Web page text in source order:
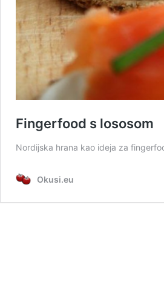
Fingerfood s lososom
Nordijska hrana kao ideja za
Okusi.eu